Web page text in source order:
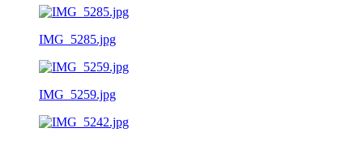
IMG_5285.jpg
IMG_5259.jpg